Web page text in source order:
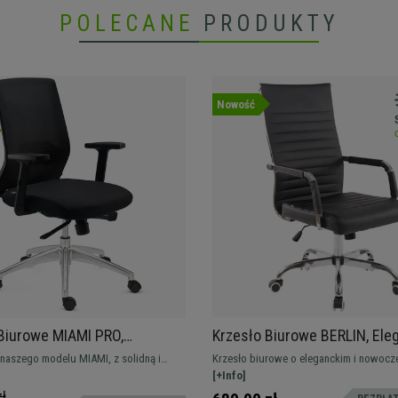
POLECANE PRODUKTY
MIAMI PRO,
Synchro, Metalowa
Podparcie Lędźwiowe,
modelu MIAMI, z solidną i
podstawą oraz mechanizmem
z blokadą pozycji. Jeszcze
Nowość
Krzesło Biurowe BERLIN,
Design, Bardzo Wygodne,
Czarne
Krzesło biurowe o eleganckim i
designie, przyciąga wzrok i łączy
materiałami najwyższej jakości.
[+Info]